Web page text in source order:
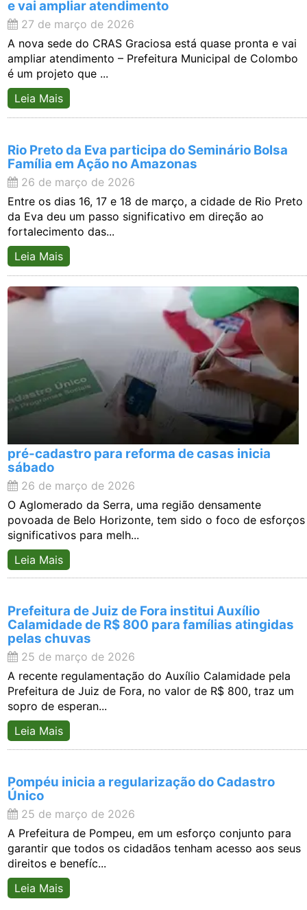
e vai ampliar atendimento
27 de março de 2026
A nova sede do CRAS Graciosa está quase pronta e vai
ampliar atendimento – Prefeitura Municipal de Colombo
é um projeto que ...
Leia Mais
Rio Preto da Eva participa do Seminário Bolsa
Família em Ação no Amazonas
26 de março de 2026
Entre os dias 16, 17 e 18 de março, a cidade de Rio Preto
da Eva deu um passo significativo em direção ao
fortalecimento das...
Leia Mais
pré-cadastro para reforma de casas inicia
sábado
26 de março de 2026
O Aglomerado da Serra, uma região densamente
povoada de Belo Horizonte, tem sido o foco de esforços
significativos para melh...
Leia Mais
Prefeitura de Juiz de Fora institui Auxílio
Calamidade de R$ 800 para famílias atingidas
pelas chuvas
25 de março de 2026
A recente regulamentação do Auxílio Calamidade pela
Prefeitura de Juiz de Fora, no valor de R$ 800, traz um
sopro de esperan...
Leia Mais
Pompéu inicia a regularização do Cadastro
Único
25 de março de 2026
A Prefeitura de Pompeu, em um esforço conjunto para
garantir que todos os cidadãos tenham acesso aos seus
direitos e benefíc...
Leia Mais